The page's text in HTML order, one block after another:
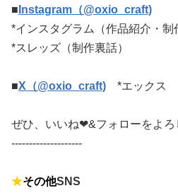
■ Instagram（@oxio_craft)
*インスタグラム（作品紹介・制
*スレッズ（制作裏話）
■X（@oxio_craft) *エックス
ぜひ、いいね❤&フォローをよ
--------------------
★その他SNS